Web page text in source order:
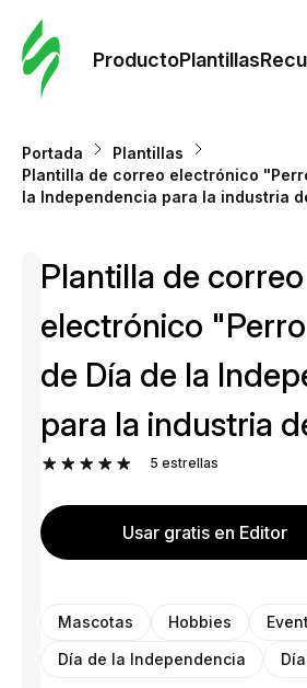
ProductoPlantillas
Portada
Plantillas
Plantilla de correo electrónico
la Independencia para la industria
Plantilla de correo
electrónico
de Día de la
para la industria
5 estrellas
Usar gratis en Editor
Mascotas Hobbies
Día de la Independencia